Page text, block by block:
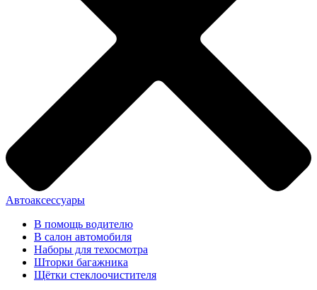
Автоаксессуары
В помощь водителю
В салон автомобиля
Наборы для техосмотра
Шторки багажника
Щётки стеклоочистителя